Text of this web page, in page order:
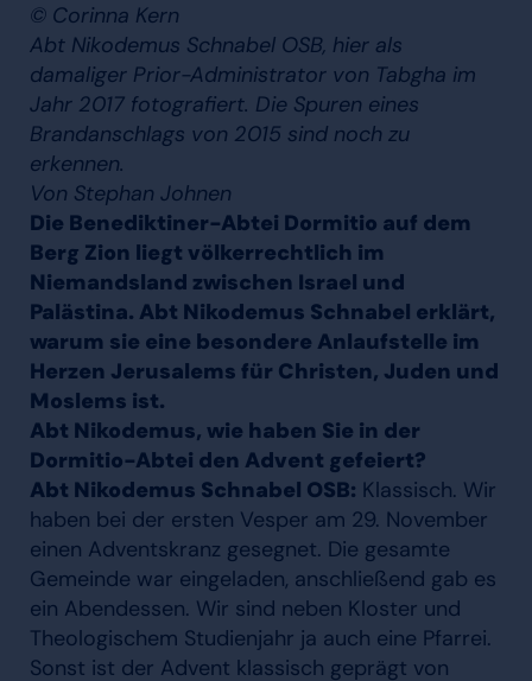
© Corinna Kern
Abt Nikodemus Schnabel OSB, hier als
damaliger Prior-Administrator von Tabgha im
Jahr 2017 fotografiert. Die Spuren eines
Brandanschlags von 2015 sind noch zu
erkennen.
Von Stephan Johnen
Die Benediktiner-Abtei Dormitio auf dem
Berg Zion liegt völkerrechtlich im
Niemandsland zwischen Israel und
Palästina. Abt Nikodemus Schnabel erklärt,
warum sie eine besondere Anlaufstelle im
Herzen Jerusalems für Christen, Juden und
Moslems ist.
Abt Nikodemus, wie haben Sie in der
Dormitio-Abtei den Advent gefeiert?
Abt Nikodemus Schnabel OSB: Klassisch. Wir
haben bei der ersten Vesper am 29. November
einen Adventskranz gesegnet. Die gesamte
Gemeinde war eingeladen, anschließend gab es
ein Abendessen. Wir sind neben Kloster und
Theologischem Studienjahr ja auch eine Pfarrei.
Sonst ist der Advent klassisch geprägt von